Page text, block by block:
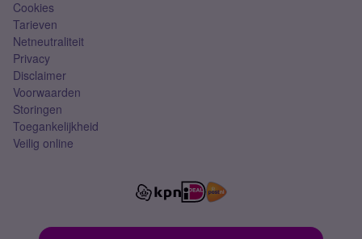
Cookies
Tarieven
Netneutraliteit
Privacy
Disclaimer
Voorwaarden
Storingen
Toegankelijkheid
Veilig online